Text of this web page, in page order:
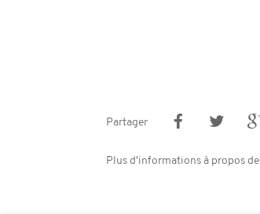
Partager
Plus d'informations à propos de